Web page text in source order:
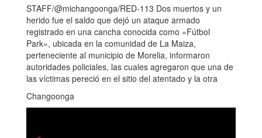
STAFF/@michangoonga/RED-113 Dos muertos y un
herido fue el saldo que dejó un ataque armado
registrado en una cancha conocida como «Fútbol
Park», ubicada en la comunidad de La Maiza,
perteneciente al municipio de Morelia, informaron
autoridades policiales, las cuales agregaron que una de
las víctimas pereció en el sitio del atentado y la otra
Changoonga